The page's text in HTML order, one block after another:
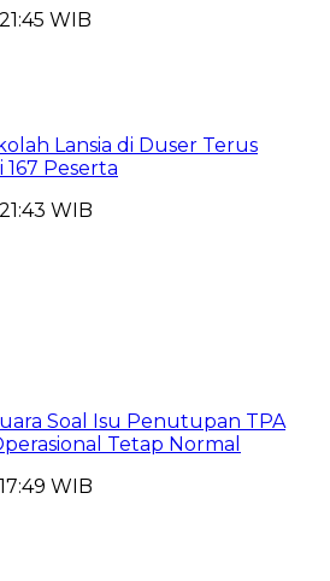
WIB
Lansia di Duser Terus
167 Peserta
WIB
Soal Isu Penutupan TPA
Tetap Normal
WIB